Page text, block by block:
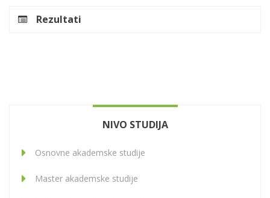
Rezultati
NIVO STUDIJA
Osnovne akademske studije
Master akademske studije